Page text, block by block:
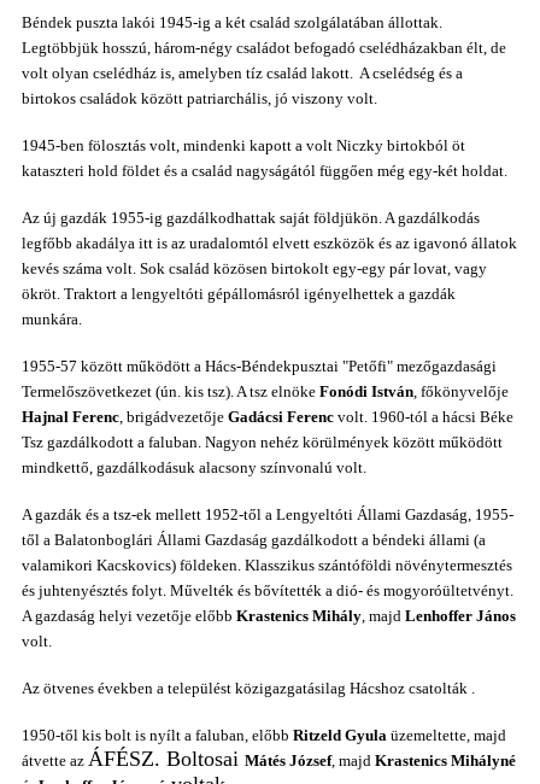
Béndek puszta lakói 1945-ig a két család szolgálatában állottak.
Legtöbbjük hosszú, három-négy családot befogadó cselédházakban élt, de
volt olyan cselédház is, amelyben tíz család lakott. A cselédség és a
birtokos családok között patriarchális, jó viszony volt.
1945-ben fölosztás volt, mindenki kapott a volt Niczky birtokból öt
kataszteri hold földet és a család nagyságától függően még egy-két holdat.
Az új gazdák 1955-ig gazdálkodhattak saját földjükön.A gazdálkodás
legfőbb akadálya itt is az uradalomtól elvett eszközök és az igavonó állatok
kevés száma volt. Sok család közösen birtokolt egy-egy pár lovat, vagy
ökröt. Traktort a lengyeltóti gépállomásról igényelhettek a gazdák
munkára.
1955-57 között működött a Hács-Béndekpusztai "Petőfi" mezőgazdasági
Termelőszövetkezet (ún. kis tsz). A tsz elnöke Fonódi István, főkönyvelője
Hajnal Ferenc, brigádvezetője Gadácsi Ferenc volt. 1960-tól a hácsi Béke
Tsz gazdálkodott a faluban. Nagyon nehéz körülmények között működött
mindkettő, gazdálkodásuk alacsony színvonalú volt.
A gazdák és a tsz-ek mellett 1952-től a Lengyeltóti Állami Gazdaság, 1955-
től a Balatonboglári Állami Gazdaság gazdálkodott a béndeki állami (a
valamikori Kacskovics) földeken. Klasszikus szántóföldi növénytermesztés
és juhtenyésztés folyt. Művelték és bővítették a dió- és mogyoróültetvényt.
A gazdaság helyi vezetője előbb Krastenics Mihály, majd Lenhoffer János
volt.
Az ötvenes években a települést közigazgatásilag Hácshoz csatolták .
1950-től kis bolt is nyílt a faluban, előbb Ritzeld Gyula üzemeltette, majd
átvette az ÁFÉSZ. Boltosai Mátés József, majd Krastenics Mihályné